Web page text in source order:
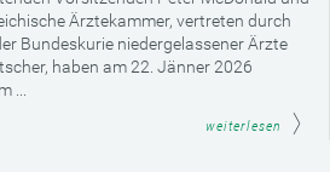
Ärztekammer, vertreten durch
Bundeskurie niedergelassener Ärzte
haben am 22. Jänner 2026
...
weiterlesen